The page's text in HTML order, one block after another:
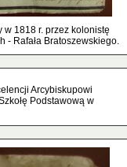
1818 r. przez kolonistę
- Rafała Bratoszewskiego.
Arcybiskupowi
Podstawową w